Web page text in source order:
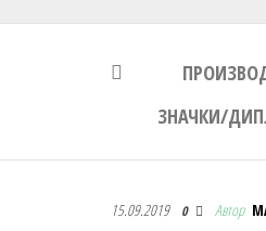
ЗНАЧКИ/
Первая
15.09.2019 0 Автор